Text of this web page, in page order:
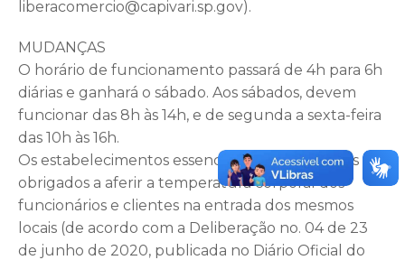
liberacomercio@capivari.sp.gov).
MUDANÇAS
O horário de funcionamento passará de 4h para 6h
diárias e ganhará o sábado. Aos sábados, devem
funcionar das 8h às 14h, e de segunda a sexta-feira
das 10h às 16h.
Os estabelecimentos essenciais e não-essenciais são
obrigados a aferir a temperatura corporal dos
funcionários e clientes na entrada dos mesmos
locais (de acordo com a Deliberação no. 04 de 23
de junho de 2020, publicada no Diário Oficial do